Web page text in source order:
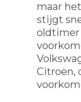
maar
stijgt
oldtimer
Citroën,